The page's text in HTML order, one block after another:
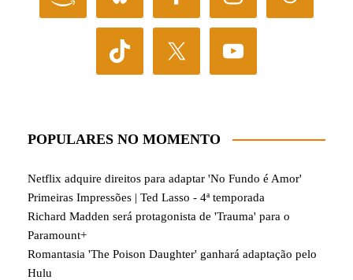
POPULARES NO MOMENTO
Netflix adquire direitos para adaptar 'No Fundo é Amor'
Primeiras Impressões | Ted Lasso - 4ª temporada
Richard Madden será protagonista de 'Trauma' para o
Paramount+
Romantasia 'The Poison Daughter' ganhará adaptação pelo
Hulu